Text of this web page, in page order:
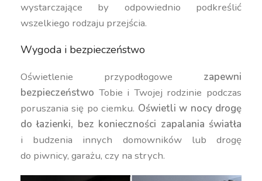
wystarczające by odpowiednio podkreślić
wszelkiego rodzaju przejścia.
Wygoda i bezpieczeństwo
Oświetlenie przypodłogowe zapewni
bezpieczeństwo Tobie i Twojej rodzinie podczas
poruszania się po ciemku. Oświetli w nocy drogę
do łazienki, bez konieczności zapalania światła
i budzenia innych domowników lub drogę
do piwnicy, garażu, czy na strych.